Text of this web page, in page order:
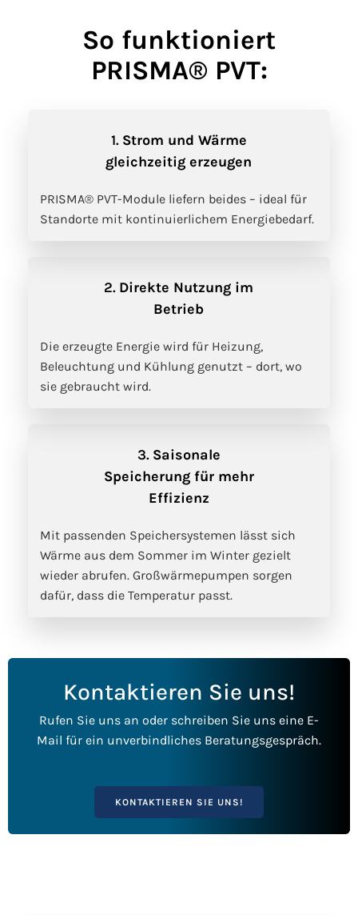
So funktioniert
PRISMA® PVT:
1. Strom und Wärme
gleichzeitig erzeugen
PRISMA® PVT-Module liefern beides – ideal für
Standorte mit kontinuierlichem Energiebedarf.
2. Direkte Nutzung im
Betrieb
Die erzeugte Energie wird für Heizung,
Beleuchtung und Kühlung genutzt – dort, wo
sie gebraucht wird.
3. Saisonale
Speicherung für mehr
Effizienz
Mit passenden Speichersystemen lässt sich
Wärme aus dem Sommer im Winter gezielt
wieder abrufen. Großwärmepumpen sorgen
dafür, dass die Temperatur passt.
Kontaktieren Sie uns!
Rufen Sie uns an oder schreiben Sie uns eine E-
Mail für ein unverbindliches Beratungsgespräch.
KONTAKTIEREN SIE UNS!